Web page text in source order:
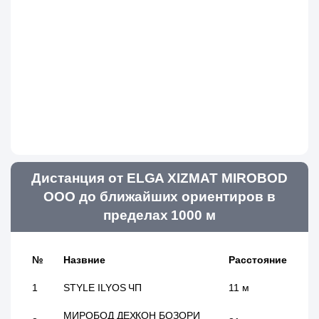
Дистанция от ELGA XIZMAT MIROBOD
ООО до ближайших ориентиров в
пределах 1000 м
№ Назвние Расстояние
1 STYLE ILYOS ЧП 11 м
МИРОБОД ДЕХКОН БОЗОРИ